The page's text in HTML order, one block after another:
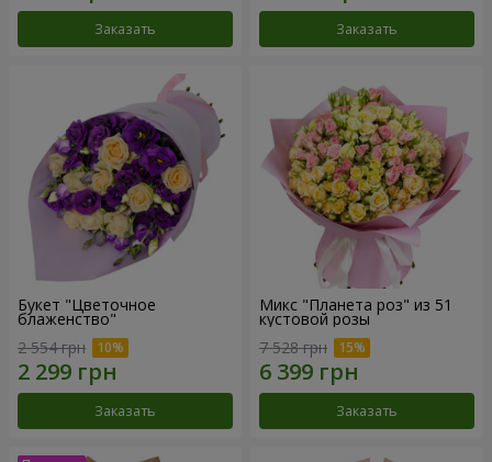
Заказать Заказать
Букет "Цветочное
блаженство"
2 554 грн
Заказать
Микс "Планета роз" из 51
кустовой розы
7 528 грн
Заказать